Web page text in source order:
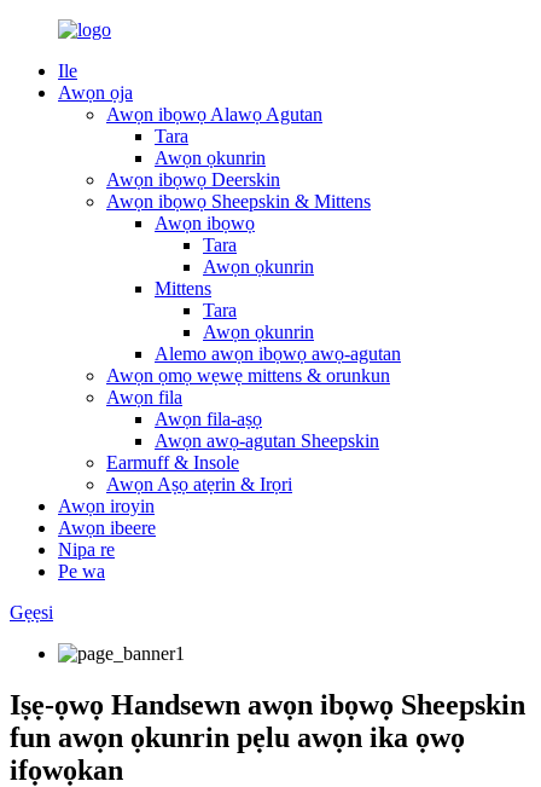
Ile
Awọn ọja
Awọn ibọwọ Alawọ Agutan
Tara
Awọn ọkunrin
Awọn ibọwọ Deerskin
Awọn ibọwọ Sheepskin & Mittens
Awọn ibọwọ
Tara
Awọn ọkunrin
Mittens
Tara
Awọn ọkunrin
Alemo awọn ibọwọ awọ-agutan
Awọn ọmọ wẹwẹ mittens & orunkun
Awọn fila
Awọn fila-aṣọ
Awọn awọ-agutan Sheepskin
Earmuff & Insole
Awọn Aṣọ atẹrin & Irọri
Awọn iroyin
Awọn ibeere
Nipa re
Pe wa
Gẹẹsi
Iṣẹ-ọwọ Handsewn awọn ibọwọ Sheepskin
fun awọn ọkunrin pẹlu awọn ika ọwọ
ifọwọkan